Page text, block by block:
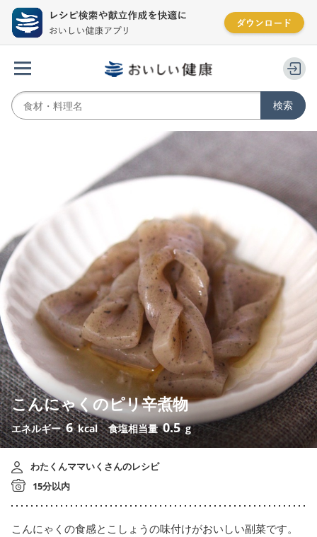
こんにゃくのピリ辛煮物
エネルギー6 kcal 食塩相当量0.5 g
わたくんママいくさんのレシピ
15分以内
こんにゃくの食感とこしょうの味付けがおいしい副菜です。